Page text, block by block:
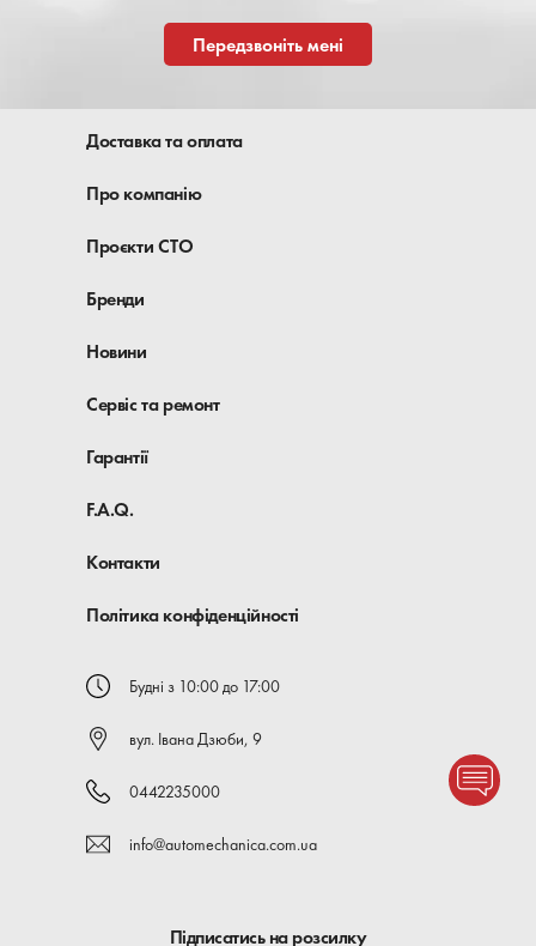
Передзвоніть мені
Доставка та оплата
Про компанію
Проєкти СТО
Бренди
Новини
Сервіс та ремонт
Гарантії
F.A.Q.
Контакти
Політика конфіденційності
Будні з 10:00 до 17:00
вул. Івана Дзюби, 9
0442235000
info@automechanica.com.ua
Підписатись на розсилку